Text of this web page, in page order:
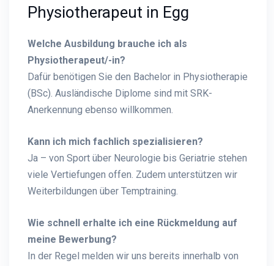
Physiotherapeut in Egg
Welche Ausbildung brauche ich als
Physiotherapeut/-in?
Dafür benötigen Sie den Bachelor in Physiotherapie
(BSc). Ausländische Diplome sind mit SRK-
Anerkennung ebenso willkommen.
Kann ich mich fachlich spezialisieren?
Ja – von Sport über Neurologie bis Geriatrie stehen
viele Vertiefungen offen. Zudem unterstützen wir
Weiterbildungen über Temptraining.
Wie schnell erhalte ich eine Rückmeldung auf
meine Bewerbung?
In der Regel melden wir uns bereits innerhalb von